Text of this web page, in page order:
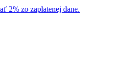
2% zo zaplatenej dane.